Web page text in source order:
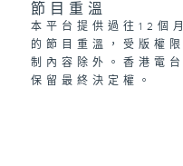
節目重溫
本平台提供過往12個月
的節目重溫，受版權限
制內容除外。香港電台
保留最終決定權。